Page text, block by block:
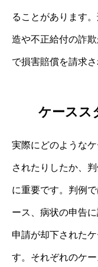
ることがあります
造や不正給付の詐
で損害賠償を請求
ケースス
実際にどのような
されたりしたか、
に重要です。判例
ース、病状の申告
申請が却下された
す。それぞれのケ